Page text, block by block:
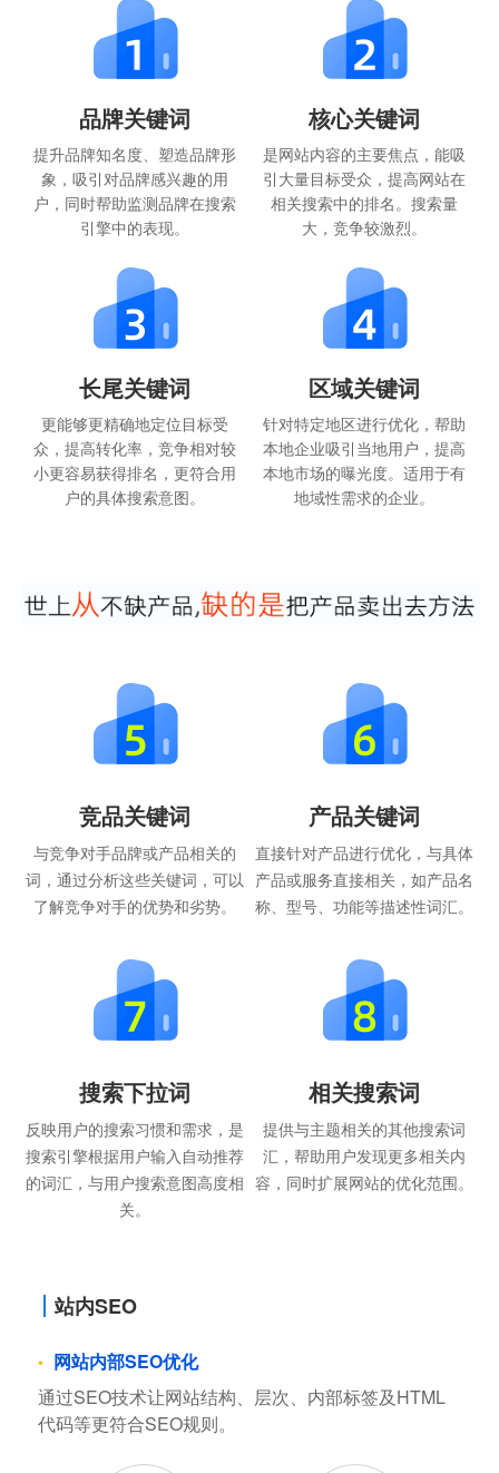
品牌关键词
提升品牌知名度、塑造品牌形
象，吸引对品牌感兴趣的用
户，同时帮助监测品牌在搜索
引擎中的表现。
核心关键词
是网站内容的主要焦点，能吸
引大量目标受众，提高网站在
相关搜索中的排名。搜索量
大，竞争较激烈。
长尾关键词
更能够更精确地定位目标受
众，提高转化率，竞争相对较
小更容易获得排名，更符合用
户的具体搜索意图。
区域关键词
针对特定地区进行优化，帮助
本地企业吸引当地用户，提高
本地市场的曝光度。适用于有
地域性需求的企业。
竞品关键词
与竞争对手品牌或产品相关的
词，通过分析这些关键词，可以
了解竞争对手的优势和劣势。
产品关键词
直接针对产品进行优化，与具体
产品或服务直接相关，如产品名
称、型号、功能等描述性词汇。
搜索下拉词
反映用户的搜索习惯和需求，是
搜索引擎根据用户输入自动推荐
的词汇，与用户搜索意图高度相
关。
相关搜索词
提供与主题相关的其他搜索词
汇，帮助用户发现更多相关内
容，同时扩展网站的优化范围。
站内SEO
网站内部SEO优化
通过SEO技术让网站结构、层次、内部标签及HTML
代码等更符合SEO规则。